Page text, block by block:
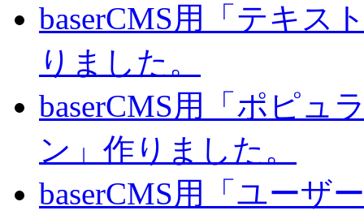
baserCMS用「テキス
りました。
baserCMS用「ポピュ
ン」作りました。
baserCMS用「ユーザ